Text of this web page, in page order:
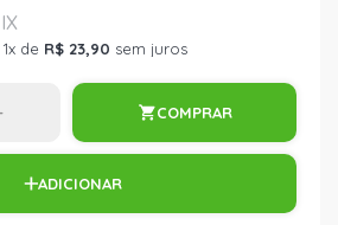
de R$ 23,90 sem juros
COMPRAR
ADICIONAR